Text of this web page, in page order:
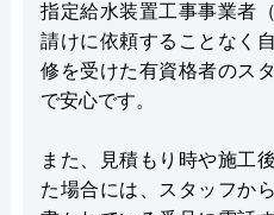
指定給水装置工事事業者
請けに依頼することなく
修を受けた有資格者のス
で安心です。
また、見積もり時や施工
た場合には、スタッフか